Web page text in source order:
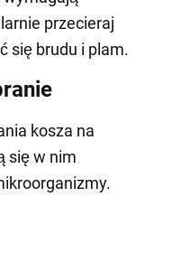
przecieraj
się brudu i plam.
kosza na
się w nim